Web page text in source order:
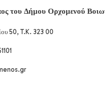
του Δήμου Ορχομενού
50, T.K. 323 00